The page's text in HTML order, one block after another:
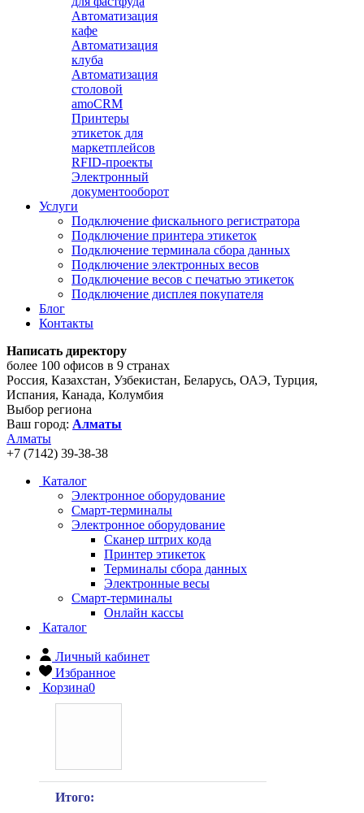
Автоматизация
кафе
Автоматизация
клуба
Автоматизация
столовой
amoCRM
Принтеры
этикеток для
маркетплейсов
RFID-проекты
Электронный
документооборот
Услуги
Подключение фискального регистратора
Подключение принтера этикеток
Подключение терминала сбора данных
Подключение электронных весов
Подключение весов с печатью этикеток
Подключение дисплея покупателя
Блог
Контакты
Написать директору
более 100 офисов в 9 странах
Россия, Казахстан, Узбекистан, Беларусь, ОАЭ, Турция,
Испания, Канада, Колумбия
Выбор региона
Ваш город: Алматы
Алматы
+7 (7142) 39-38-38
Каталог
Электронное оборудование
Смарт-терминалы
Электронное оборудование
Сканер штрих кода
Принтер этикеток
Терминалы сбора данных
Электронные весы
Смарт-терминалы
Онлайн кассы
Каталог
Личный кабинет
Избранное
Корзина0
Итого: